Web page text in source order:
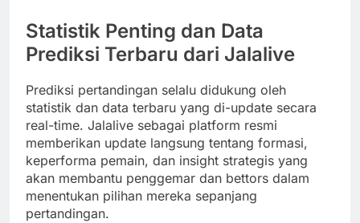
Statistik Penting dan Data
Prediksi Terbaru dari Jalalive
Prediksi pertandingan selalu didukung oleh
statistik dan data terbaru yang di-update secara
real-time. Jalalive sebagai platform resmi
memberikan update langsung tentang formasi,
keperforma pemain, dan insight strategis yang
akan membantu penggemar dan bettors dalam
menentukan pilihan mereka sepanjang
pertandingan.